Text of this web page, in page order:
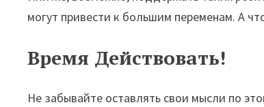
могут привести к большим переменам. А
Время Действовать!
Не забывайте оставлять свои мысли по